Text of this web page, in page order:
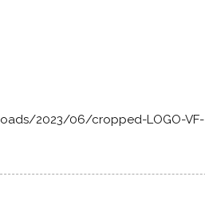
2023/06/cropped-LOGO-VF-